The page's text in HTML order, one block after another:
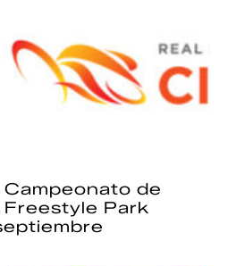
de
Freestyle Park